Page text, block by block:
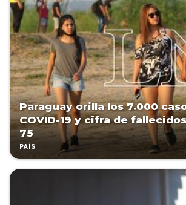
Paraguay orilla los 7.000
COVID-19 y cifra de
75
PAÍS